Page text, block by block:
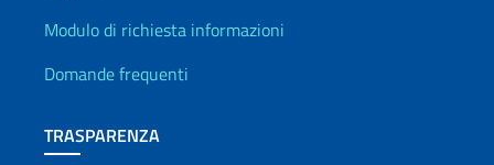
Info utili
Modulo di richiesta informazioni
Domande frequenti
TRASPARENZA